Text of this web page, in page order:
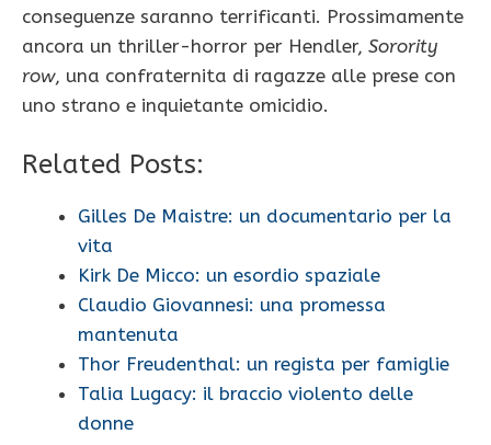
conseguenze saranno terrificanti. Prossimamente
ancora un thriller-horror per Hendler, Sorority
row, una confraternita di ragazze alle prese con
uno strano e inquietante omicidio.
Related Posts:
Gilles De Maistre: un documentario per la
vita
Kirk De Micco: un esordio spaziale
Claudio Giovannesi: una promessa
mantenuta
Thor Freudenthal: un regista per famiglie
Talia Lugacy: il braccio violento delle
donne